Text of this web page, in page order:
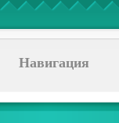
Навигация